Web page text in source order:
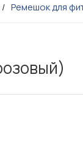
Ремешок для